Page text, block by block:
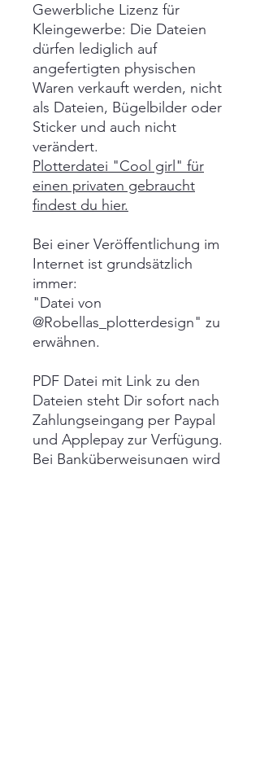
Gewerbliche Lizenz für
Kleingewerbe: Die Dateien
dürfen lediglich auf
angefertigten physischen
Waren verkauft werden, nicht
als Dateien, Bügelbilder oder
Sticker und auch nicht
verändert.
Plotterdatei "Cool girl" für
einen privaten gebraucht
findest du hier.
Bei einer Veröffentlichung im
Internet ist grundsätzlich
immer:
"Datei von
@Robellas_plotterdesign" zu
erwähnen.
PDF Datei mit Link zu den
Dateien steht Dir sofort nach
Zahlungseingang per Paypal
und Applepay zur Verfügung.
Bei Banküberweisungen wird